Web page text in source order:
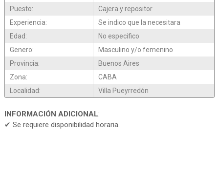
Puesto:
Cajera y repositor
Experiencia:
Se indico que la necesitara
Edad:
No especifico
Genero:
Masculino y/o femenino
Provincia:
Buenos Aires
Zona:
CABA
Localidad:
Villa Pueyrredón
INFORMACIÓN ADICIONAL:
✔ Se requiere disponibilidad horaria.